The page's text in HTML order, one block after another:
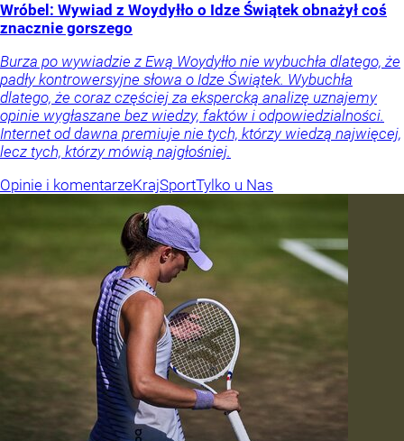
Wróbel: Wywiad z Woydyłło o Idze Świątek obnażył coś
znacznie gorszego
Burza po wywiadzie z Ewą Woydyłło nie wybuchła dlatego, że
padły kontrowersyjne słowa o Idze Świątek. Wybuchła
dlatego, że coraz częściej za ekspercką analizę uznajemy
opinie wygłaszane bez wiedzy, faktów i odpowiedzialności.
Internet od dawna premiuje nie tych, którzy wiedzą najwięcej,
lecz tych, którzy mówią najgłośniej.
Opinie i komentarzeKrajSportTylko u Nas